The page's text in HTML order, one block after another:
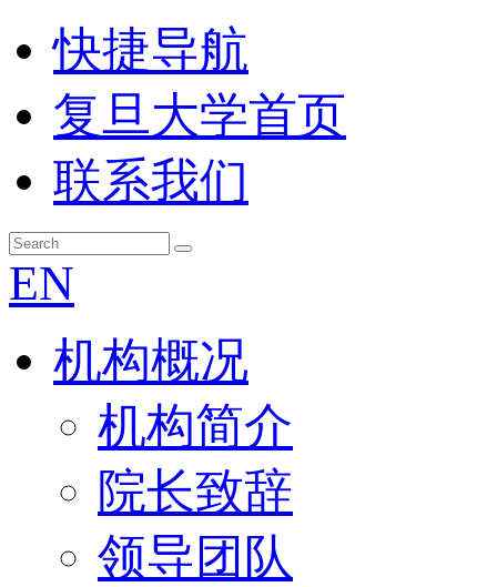
快捷导航
复旦大学首页
联系我们
EN
机构概况
机构简介
院长致辞
领导团队